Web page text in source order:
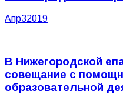
Апр32019
В Нижегородской
совещание с
образовательной